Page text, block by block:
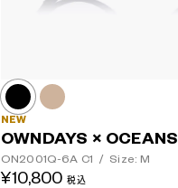
NEW
OWNDAYS × OCEANS
ON2001Q-6A C1 / Size: M
¥10,800 税込